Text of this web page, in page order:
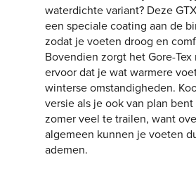
waterdichte variant? Deze
een speciale coating aan de
zodat je voeten droog en
Bovendien zorgt het Gore-Tex
ervoor dat je wat warmere
winterse omstandigheden.
versie als je ook van plan
zomer veel te trailen, want
algemeen kunnen je voeten
ademen.